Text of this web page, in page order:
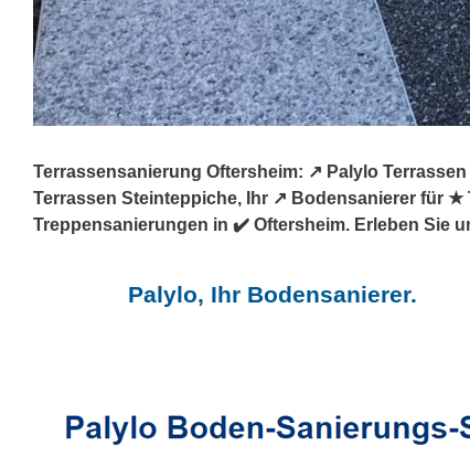
Terrassensanierung Oftersheim: ↗️ Palylo
Terrassen Steinteppiche, Ihr ↗️ Bodensanierer für
Treppensanierungen in ✔️ Oftersheim. Erleben Sie
Palylo, Ihr Bodensanierer.